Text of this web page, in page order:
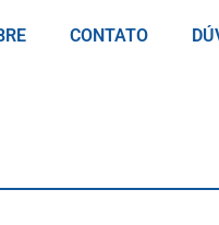
CONTATO